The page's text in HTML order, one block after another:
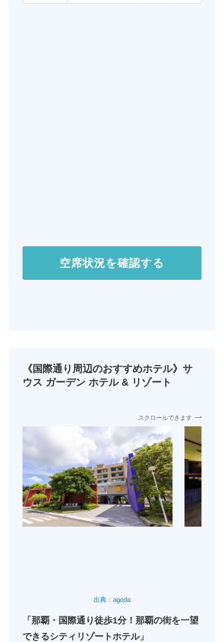
空席状況を確認する
《国際通り周辺のおすすめホテル》 サ
ウス ガーデン ホテル & リゾート
スクロールできます
出典：agoda
「那覇・国際通り徒歩1分！那覇の街を一望
できるシティリゾートホテル」